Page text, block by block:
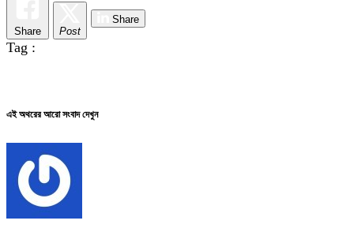
Share Post
Share
Tag :
এই অথরের আরো সংবাদ দেখুন